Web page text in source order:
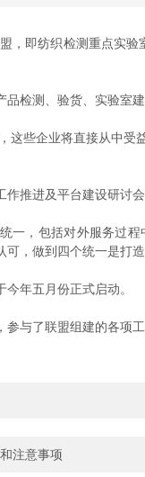
，即纺织检测重点实
检测、验货、实验室
这些企业将直接从中
推进及平台建设研
一，包括对外服务过
，做到四个统一是打
年五月份正式启动。
参与了联盟组建的各项
注意事项